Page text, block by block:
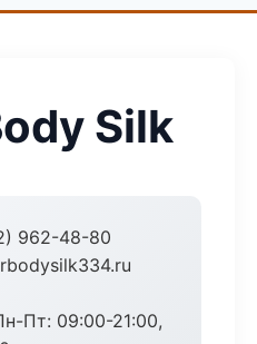
Silk
962-48-80
Пт: 09:00-21:00,